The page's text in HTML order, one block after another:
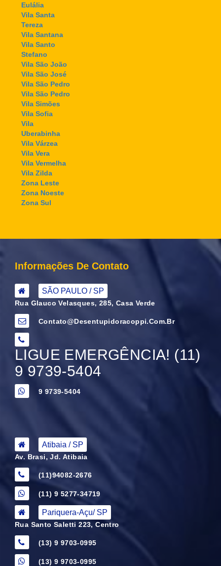
Eulália
Vila Santa
Tereza
Vila Santana
Vila Santo
Stefano
Vila São João
Vila São José
Vila São Pedro
Vila São Pedro
Vila Simões
Vila Sofia
Vila
Uberabinha
Vila Várzea
Vila Vera
Vila Vermelha
Vila Zilda
Zona Leste
Zona Noeste
Zona Sul
Informações De Contato
SÃO PAULO / SP
Rua Glauco Velasques, 285, Casa Verde
Contato@desentupidoracoppi.com.br
LIGUE EMERGÊNCIA! (11)
9 9739-5404
9 9739-5404
Atibaia / SP
Av. Brasi, Jd. Atibaia
(11)94082-2676
(11) 9 5277-34719
Pariquera-Açu/ SP
Rua Santo Saletti 223, Centro
(13) 9 9703-0995
(13) 9 9703-0995